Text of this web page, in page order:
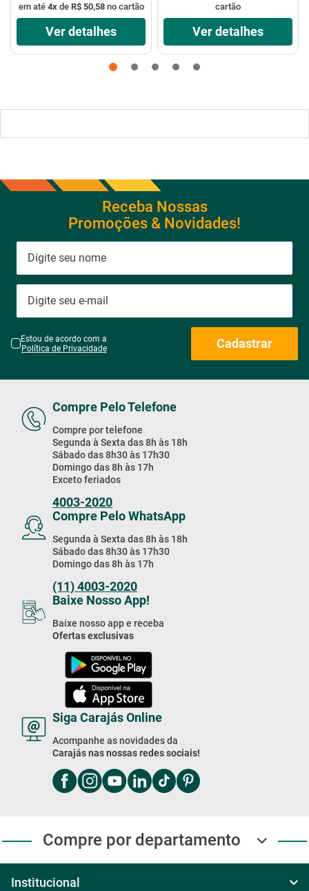
em até 4xde R$ 50,58no cartão
Ver detalhes
cartão
Ver detalhes
Receba Nossas
Promoções & Novidades!
Estou de acordo com a
Política de Privacidade
Cadastrar
Compre Pelo Telefone
Compre por telefone
Segunda à Sexta das 8h às 18h
Sábado das 8h30 às 17h30
Domingo das 8h às 17h
Exceto feriados
4003-2020
Compre Pelo WhatsApp
Segunda à Sexta das 8h às 18h
Sábado das 8h30 às 17h30
Domingo das 8h às 17h
(11) 4003-2020
Baixe Nosso App!
Baixe nosso app e receba
Ofertas exclusivas
Siga Carajás Online
Acompanhe as novidades da
Carajás nas nossas redes sociais!
Compre por departamento
Institucional